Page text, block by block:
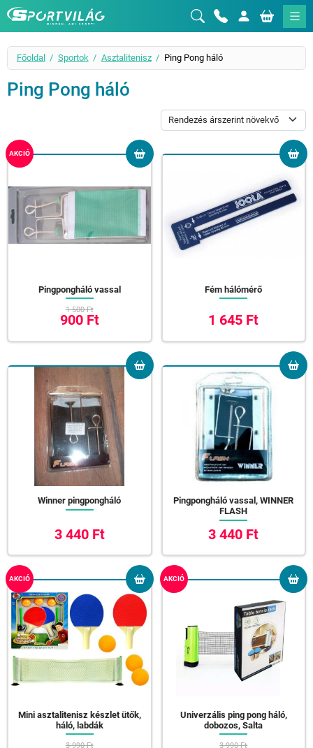
Sportvilág
Főoldal Sportok Asztalitenisz Ping Pong háló
Ping Pong háló
AKCIÓ
Pingpongháló vassal
1 500 Ft
900 Ft
Fém hálómérő
1 645 Ft
Winner pingpongháló
3 440 Ft
Pingpongháló vassal, WINNER
FLASH
3 440 Ft
AKCIÓ
Mini asztalitenisz készlet ütők,
háló, labdák
3 990 Ft
AKCIÓ
Univerzális ping pong háló,
dobozos, Salta
3 990 Ft